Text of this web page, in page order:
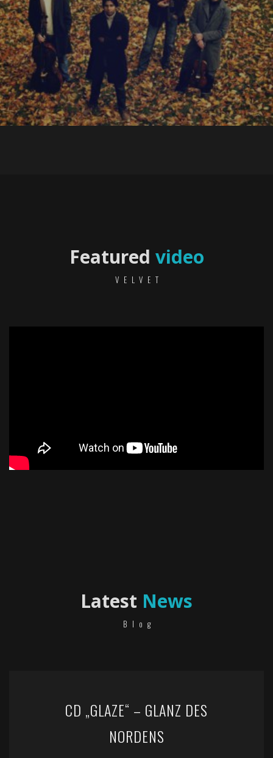
Featured video
VELVET
Latest News
Blog
CD „GLAZE“ – GLANZ DES
NORDENS